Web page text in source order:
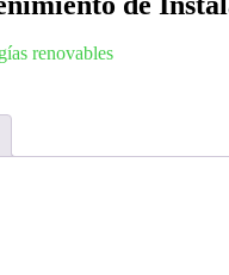
renovables